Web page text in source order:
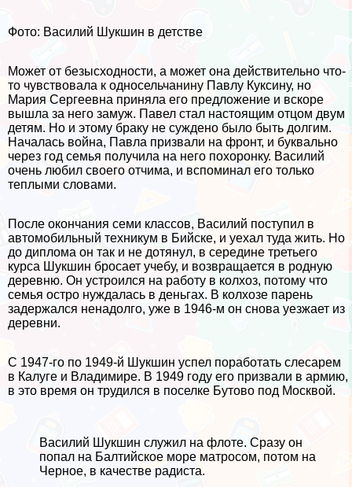
Фото: Василий Шукшин в детстве
Может от безысходности, а может она действительно что-
то чувствовала к односельчанину Павлу Куксину, но
Мария Сергеевна приняла его предложение и вскоре
вышла за него замуж. Павел стал настоящим отцом двум
детям. Но и этому бpaку не суждено было быть долгим.
Началась война, Павла призвали на фронт, и буквально
через год семья получила на него похоронку. Василий
очень любил своего отчима, и вспоминал его только
теплыми словами.
После окончания семи классов, Василий поступил в
автомобильный техникум в Бийске, и уехал туда жить. Но
до диплома он так и не дотянул, в середине третьего
курса Шукшин бросает учебу, и возвращается в родную
деревню. Он устроился на работу в колхоз, потому что
семья остро нуждалась в деньгах. В колхозе парень
задержался ненадолго, уже в 1946-м он снова уезжает из
деревни.
С 1947-го по 1949-й Шукшин успел поработать слесарем
в Калуге и Владимире. В 1949 году его призвали в армию,
в это время он трудился в поселке Бутово под Москвой.
Василий Шукшин служил на флоте. Сразу он
попал на Балтийское море матросом, потом на
Черное, в качестве радиста.